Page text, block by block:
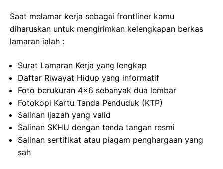
Saat melamar kerja sebagai frontliner kamu
diharuskan untuk mengirimkan kelengkapan berkas
lamaran ialah :
Surat Lamaran Kerja yang lengkap
Daftar Riwayat Hidup yang informatif
Foto berukuran 4×6 sebanyak dua lembar
Fotokopi Kartu Tanda Penduduk (KTP)
Salinan Ijazah yang valid
Salinan SKHU dengan tanda tangan resmi
Salinan sertifikat atau piagam penghargaan yang
sah